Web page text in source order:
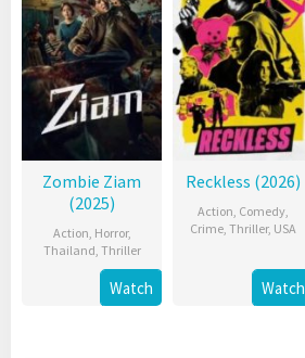
Zombie Ziam
(2025)
Action, Horror,
Thailand, Thriller
Watch
Reckless (2026)
Action, Comedy,
Crime, Thriller, USA
Watch